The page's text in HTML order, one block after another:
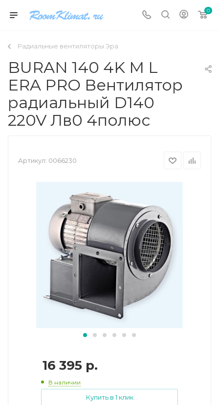
0
Радиальные вентиляторы Эра
BURAN 140 4K M L
ERA PRO Вентилятор
радиальный D140
220V Лв0 4полюс
Артикул: 0066230
16 395 р.
В наличии
Купить в 1 клик